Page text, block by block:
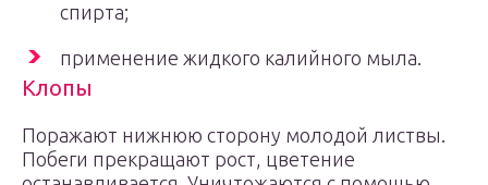
спирта;
применение жидкого калийного мыла.
Клопы
Поражают нижнюю сторону молодой листвы.
Побеги прекращают рост, цветение